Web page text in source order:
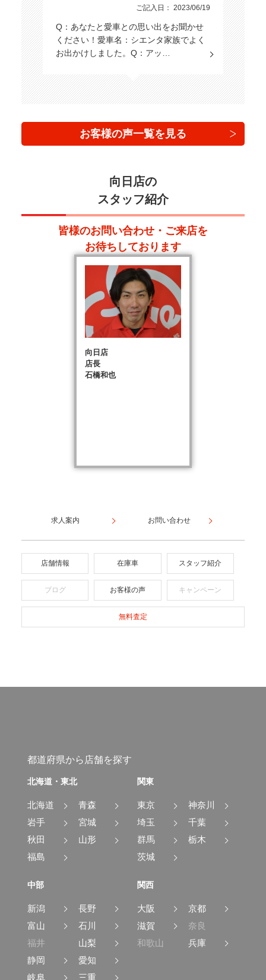
スライドドア
エンジン種別
カーナビ/TV/DVD
スマートキー
ウインドウ
パワー
ステアリング
エアコン Wエアコン
安全装置・サポート
パーキング
アシスト
横滑り防止装置
障害物センサー
エアバッグ
エアバッグ
エアバッグ
カーテン
電動リアゲート
ドレスアップ
フルエアロ ローダウン
アルミホイール
フルフラット
シート
ウォークスルー シートヒーター
本革シート
ご記入日： 2023/06/19
Q：あなたと愛車との思い出をお聞かせ
ください！愛車名：シエンタ家族でよく
お出かけしました。Q：アッ…
お客様の声一覧を見る
向日店の
スタッフ紹介
皆様のお問い合わせ・ご来店を
お待ちしております
向日店
店長
石橋和也
求人案内 お問い合わせ
店舗情報 在庫車 スタッフ紹介
ブログ お客様の声 キャンペーン
無料査定
都道府県から店舗を探す
北海道・東北
北海道
青森
岩手
宮城
秋田
山形
福島
関東
東京
神奈川
埼玉
千葉
群馬
栃木
茨城
中部
新潟
長野
富山
石川
福井
山梨
静岡
愛知
岐阜
三重
関西
大阪
京都
滋賀
奈良
和歌山
兵庫